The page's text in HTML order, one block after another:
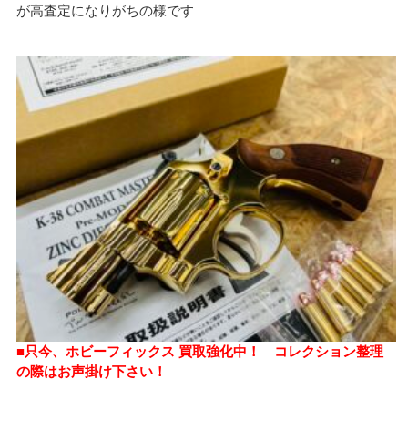
が高査定になりがちの様です
■只今、ホビーフィックス 買取強化中！ コレクション整理
の際はお声掛け下さい！